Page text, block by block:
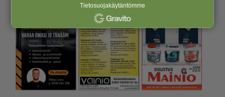
Tietosuojakäytäntömme